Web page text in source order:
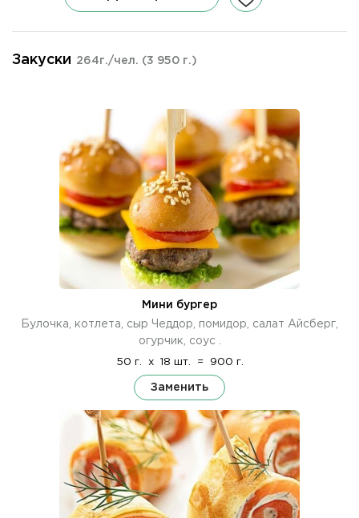
Закуски 264г./чел. (3 950 г.)
Мини бургер
Булочка, котлета, сыр Чеддор, помидор, салат Айсберг,
огурчик, соус .
50 г. x 18 шт. = 900 г.
Заменить